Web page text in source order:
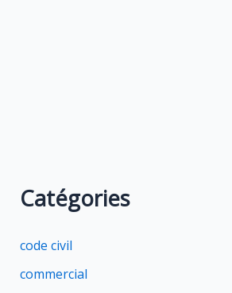
Catégories
code civil
commercial